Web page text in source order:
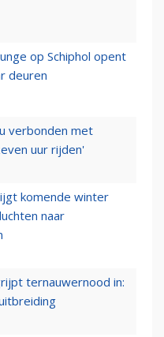
op Schiphol opent
deuren
verbonden met
uur rijden'
komende winter
naar
ternauwernood in: